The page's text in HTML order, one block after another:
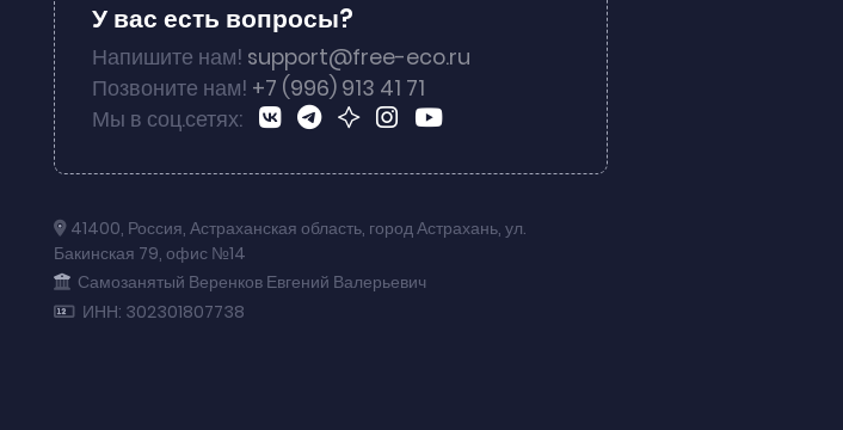
У вас есть вопросы?
Напишите нам! support@free-eco.ru
Позвоните нам! +7 (996) 913 41 71
Мы в соц.сетях:
41400, Россия, Астраханская область, город Астрахань, ул.
Бакинская 79, офис №14
Самозанятый Веренков Евгений Валерьевич
ИНН: 302301807738